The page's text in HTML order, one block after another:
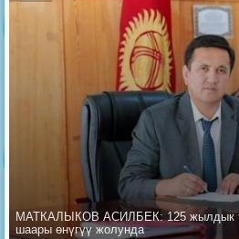
МАТКАЛЫКОВ АСИЛБЕК: 125 жылдык
шаары өнүгүү жолунда